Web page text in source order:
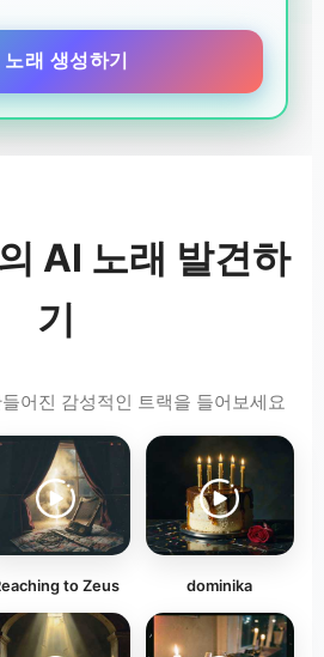
노래 생성하기
AI 노래 발견하
기
어진 감성적인 트랙을 들어보세요
to Zeus dominika